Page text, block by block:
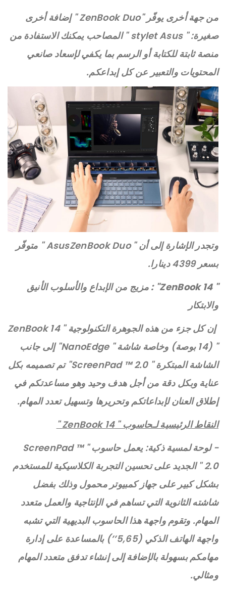
من جهة أخرى يوفّر "ZenBook Duo " إضافة أخرى
صغيرة: " stylet Asus " المصاحب يمكنك الاستفادة من
منصة ثابتة للكتابة أو الرسم بما يكفي لإسعاد صانعي
المحتويات والتعبير عن كل إبداعكم.
وتجدر الإشارة إلى أن " AsusZenBook Duo " متوفّر
بسعر 4399 دينارا.
" ZenBook 14" :
مزيج من الإبداع والأسلوب الأنيق
والابتكار
إن كل جزء من هذه الجوهرة التكنولوجية " ZenBook 14
" (14 بوصة) وخاصة شاشة " NanoEdge" إلى جانب
الشاشة المبتكرة " ScreenPad ™ 2.0" تم تصميمه بكل
عناية وبكل دقة من أجل هدف وحيد وهو مساعدتكم في
إطلاق العنان لإبداعاتكم وتحريرها وتسهيل تعدد المهام.
النقاط الرئيسية لـحاسوب "ZenBook 14
"
- لوحة لمسية ذكية: يعمل حاسوب " ScreenPad ™
2.0 " الجديد على تحسين التجربة الكلاسيكية للمستخدم
بشكل كبير على جهاز كمبيوتر محمول وذلك بفضل
شاشته الثانوية التي تساهم في الإنتاجية والعمل متعدد
المهام. وتقوم واجهة هذا الحاسوب البديهية التي تشبه
واجهة الهاتف الذكي (5,65’’) بالمساعدة على إدارة
مهامكم بسهولة بالإضافة إلى إنشاء تدفق متعدد المهام
ومثالي.